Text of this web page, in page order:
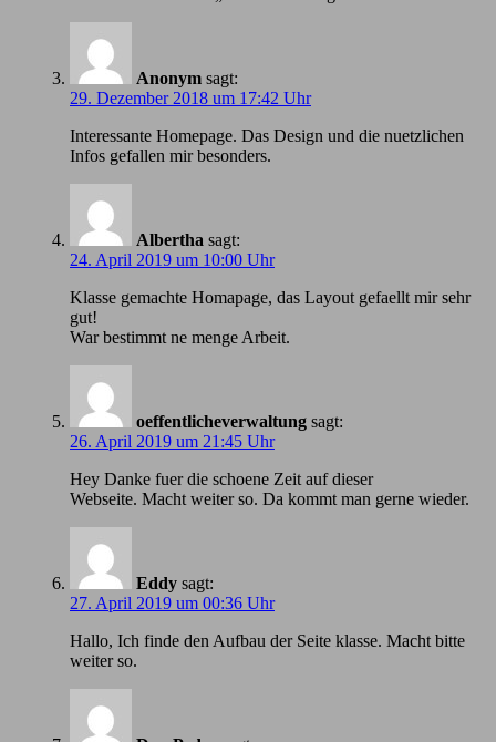
Anonym sagt:
29. Dezember 2018 um 17:42 Uhr
Іnteressante Homepage. Das Design und die nuetzlichen
Infos gefallen mir besonders.
Albertha sagt:
24. April 2019 um 10:00 Uhr
Klasse gemachte Homapage, das Layout gefaellt mir sehr
gut!
War bestimmt ne menge Arbeit.
oeffentlicheverwaltung sagt:
26. April 2019 um 21:45 Uhr
Hey Danke fuer die schoene Zeit auf dieser
Webseite. Macht weiter so. Da kommt man gerne wieder.
Eddy sagt:
27. April 2019 um 00:36 Uhr
Hallo, Ich finde den Aufbau der Seite klasse. Macht bitte
weiter so.